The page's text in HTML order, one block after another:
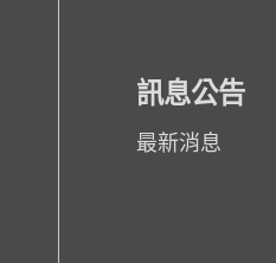
訊息公告
最新消息